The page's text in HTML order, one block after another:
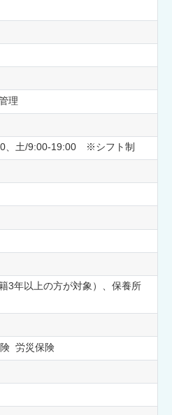
理
、土/9:00-19:00 ※シフト制
3年以上の方が対象）、保養所
労災保険